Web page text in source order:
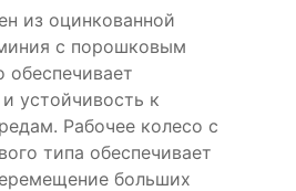
из оцинкованной
с порошковым
обеспечивает
устойчивость к
Рабочее колесо с
типа обеспечивает
больших